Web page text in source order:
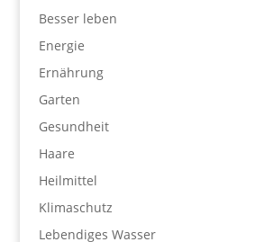
Besser leben
Energie
Ernährung
Garten
Gesundheit
Haare
Heilmittel
Klimaschutz
Lebendiges Wasser